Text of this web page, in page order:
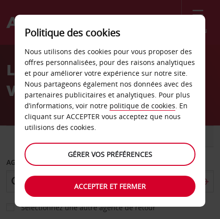
Menu
Welcome
AvisLocation de voiture Pécs -
Ville
AGENCE DE DÉPART
Sélectionnez une autre agence de retour
Politique des cookies
Nous utilisons des cookies pour vous proposer des
offres personnalisées, pour des raisons analytiques
et pour améliorer votre expérience sur notre site.
Nous partageons également nos données avec des
partenaires publicitaires et analytiques. Pour plus
d’informations, voir notre politique de cookies. En
cliquant sur ACCEPTER vous acceptez que nous
utilisions des cookies.
GÉRER VOS PRÉFÉRENCES
ACCEPTER ET FERMER